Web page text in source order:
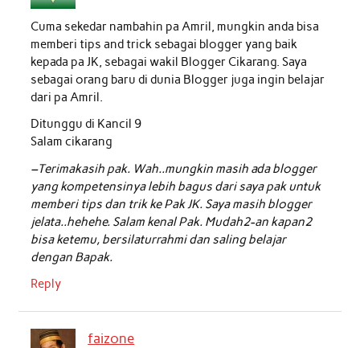
Cuma sekedar nambahin pa Amril, mungkin anda bisa
memberi tips and trick sebagai blogger yang baik
kepada pa JK, sebagai wakil Blogger Cikarang. Saya
sebagai orang baru di dunia Blogger juga ingin belajar
dari pa Amril.
Ditunggu di Kancil 9
Salam cikarang
–Terimakasih pak. Wah..mungkin masih ada blogger
yang kompetensinya lebih bagus dari saya pak untuk
memberi tips dan trik ke Pak JK. Saya masih blogger
jelata..hehehe. Salam kenal Pak. Mudah2-an kapan2
bisa ketemu, bersilaturrahmi dan saling belajar
dengan Bapak.
Reply
faizone